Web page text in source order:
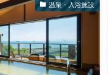
温泉・入浴施設